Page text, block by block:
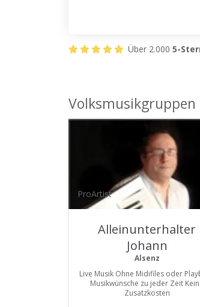
Über 2.000 5-
Volksmusikgruppen
ProArtist
Alleinunterhalter
Johann
Alsenz
Live Musik Ohne Midifiles oder
Musikwünsche zu jeder Zeit
Zusatzkosten